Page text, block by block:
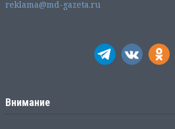
reklama@md-gazeta.ru
Внимание